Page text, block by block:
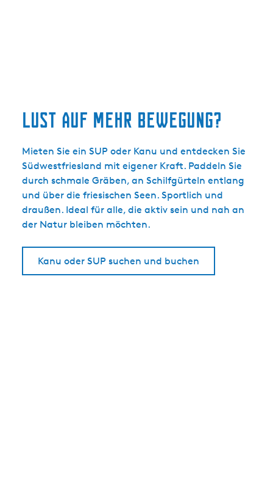
Lust auf mehr Bewegung?
Mieten Sie ein SUP oder Kanu und entdecken Sie
Südwestfriesland mit eigener Kraft. Paddeln Sie
durch schmale Gräben, an Schilfgürteln entlang
und über die friesischen Seen. Sportlich und
draußen. Ideal für alle, die aktiv sein und nah an
der Natur bleiben möchten.
Kanu oder SUP suchen und buchen